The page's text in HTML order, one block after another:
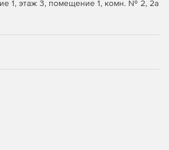
самая надежная версия этого
готовая к работе и
например управление
1, этаж 3, помещение 1, комн. № 2, 2а